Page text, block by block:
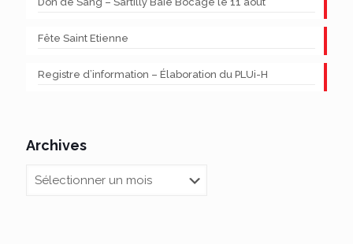
Fête Saint Etienne
Registre d’information – Élaboration du PLUi-H
Archives
Archives